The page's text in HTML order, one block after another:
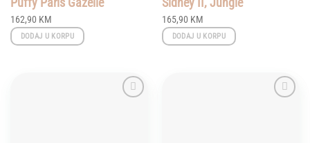
162,90 KM
DODAJ U KORPU
165,90 KM
DODAJ U KORPU